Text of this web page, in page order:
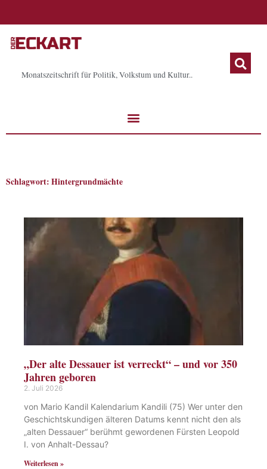
Monatszeitschrift für Politik, Volkstum und Kultur..
Schlagwort: Hintergrundmächte
„Der alte Dessauer ist verreckt“ – und vor 350
Jahren geboren
2. Juli 2026
von Mario Kandil Kalendarium Kandili (75) Wer unter den
Geschichtskundigen älteren Datums kennt nicht den als
„alten Dessauer“ berühmt gewordenen Fürsten Leopold
I. von Anhalt-Dessau?
Weiterlesen »
SeiteSeiteSeiteSeite